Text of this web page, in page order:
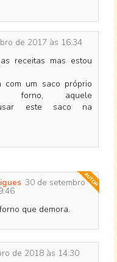
de 2017 às 16:34
receitas mas estou
um saco próprio
aquele
usar este saco na
30 de setembro
que demora.
de 2018 às 14:30